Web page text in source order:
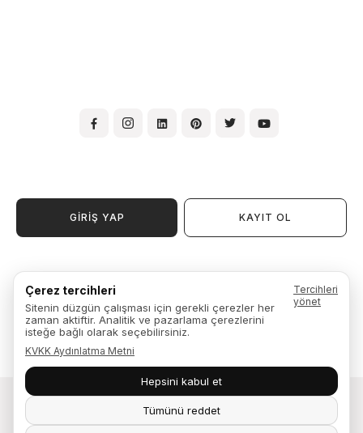
Çerez tercihleri
Sitenin düzgün çalışması için gerekli çerezler her
zaman aktiftir. Analitik ve pazarlama çerezlerini
isteğe bağlı olarak seçebilirsiniz.
KVKK Aydınlatma Metni
Tercihleri
yönet
Hepsini kabul et
Tümünü reddet
GİRİŞ YAP KAYIT OL
Garanti, İade ve Değişim
Kişisel Verilerin Kullanılması ve İşlenmesi Aydınlatma Metni
Fuga Mobilya © 2026. Yaşam alanları tasarlar.